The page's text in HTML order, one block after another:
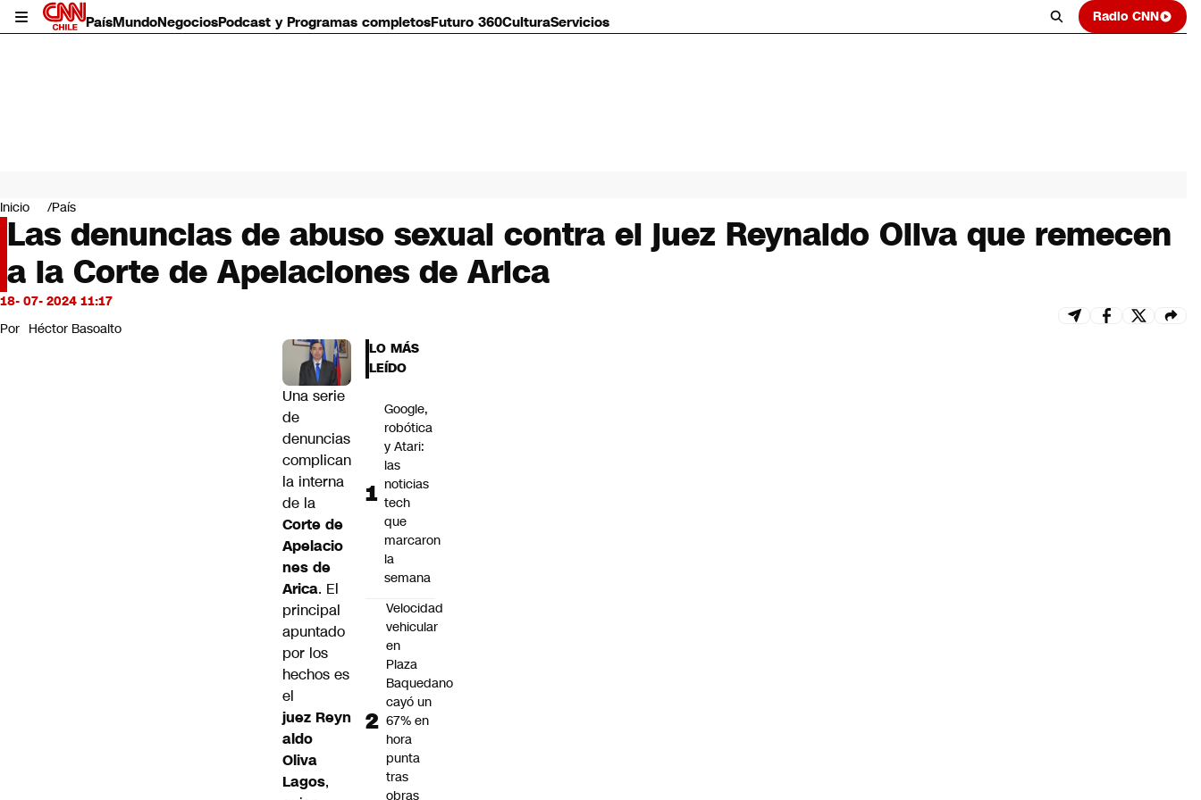
PaísMundoNegociosPodcast y Programas completosFuturo 360CulturaServicios Radio CNN
Mundo
Negocios
Deportes
Programas completos
Cultura
Servicios
Bits
CNN Data
Inicio País
Las denuncias de abuso sexual contra el juez Reynaldo Oliva que remecen
a la Corte de Apelaciones de Arica
18- 07- 2024 11:17
Por Héctor Basoalto
Una serie
de
denuncias
complican
la interna
de la
Corte de
Apelacio
nes de
Arica. El
principal
apuntado
por los
hechos es
el
juez Reyn
aldo
Oliva
Lagos,
LO MÁS
LEÍDO
Google,
robótica
y Atari:
las
noticias
tech
que
marcaron
la
semana
Velocidad
vehicular
en
Plaza
Baquedano
cayó un
67% en
hora
punta
tras
obras